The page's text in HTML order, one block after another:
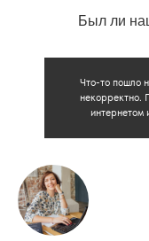
Был ли
Что-то пошло
некорректно.
интернетом
Журнал о сне
О проекте